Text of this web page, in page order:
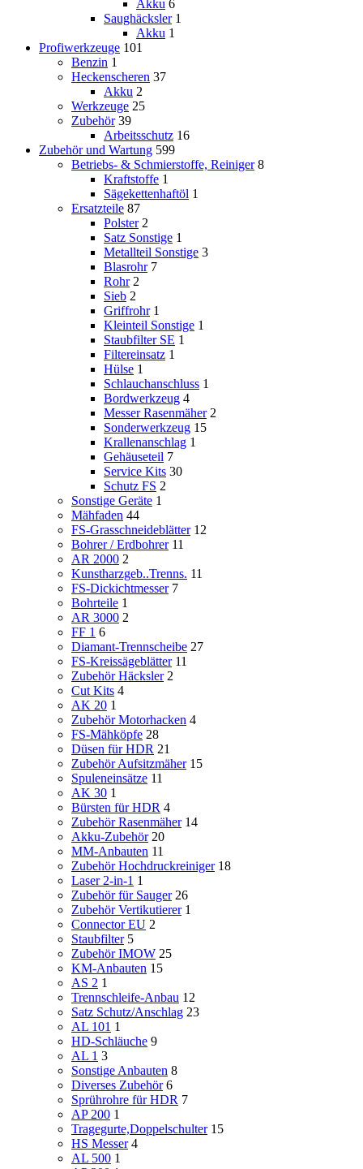
Akku 6
Saughäcksler 1
Akku 1
Profiwerkzeuge 101
Benzin 1
Heckenscheren 37
Akku 2
Werkzeuge 25
Zubehör 39
Arbeitsschutz 16
Zubehör und Wartung 599
Betriebs- & Schmierstoffe, Reiniger 8
Kraftstoffe 1
Sägekettenhaftöl 1
Ersatzteile 87
Polster 2
Satz Sonstige 1
Metallteil Sonstige 3
Blasrohr 7
Rohr 2
Sieb 2
Griffrohr 1
Kleinteil Sonstige 1
Staubfilter SE 1
Filtereinsatz 1
Hülse 1
Schlauchanschluss 1
Bordwerkzeug 4
Messer Rasenmäher 2
Sonderwerkzeug 15
Krallenanschlag 1
Gehäuseteil 7
Service Kits 30
Schutz FS 2
Sonstige Geräte 1
Mähfaden 44
FS-Grasschneideblätter 12
Bohrer / Erdbohrer 11
AR 2000 2
Kunstharzgeb..Trenns. 11
FS-Dickichtmesser 7
Bohrteile 1
AR 3000 2
FF 1 6
Diamant-Trennscheibe 27
FS-Kreissägeblätter 11
Zubehör Häcksler 2
Cut Kits 4
AK 20 1
Zubehör Motorhacken 4
FS-Mähköpfe 28
Düsen für HDR 21
Zubehör Aufsitzmäher 15
Spuleneinsätze 11
AK 30 1
Bürsten für HDR 4
Zubehör Rasenmäher 14
Akku-Zubehör 20
MM-Anbauten 11
Zubehör Hochdruckreiniger 18
Laser 2-in-1 1
Zubehör für Sauger 26
Zubehör Vertikutierer 1
Connector EU 2
Staubfilter 5
Zubehör IMOW 25
KM-Anbauten 15
AS 2 1
Trennschleife-Anbau 12
Satz Schutz/Anschlag 23
AL 101 1
HD-Schläuche 9
AL 1 3
Sonstige Anbauten 8
Diverses Zubehör 6
Sprührohre für HDR 7
AP 200 1
Tragegurte,Doppelschulter 15
HS Messer 4
AL 500 1